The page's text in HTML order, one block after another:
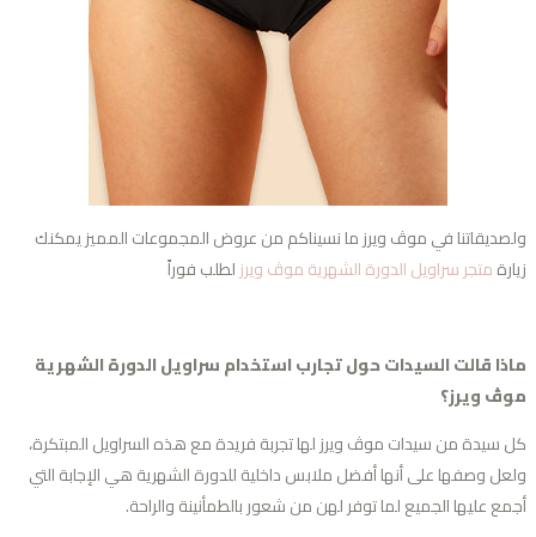
في موڤ ويرز ما نسيناكم من عروض المجموعات المميز يمكنك
متجر سراويل الدورة الشهرية موڤ ويرزلطلب فوراً
قالت السيدات حول تجارب استخدام سراويل الدورة الشهرية
ويرز؟
سيدة من سيدات موڤ ويرز لها تجربة فريدة مع هذه السراويل المبتكرة،
وصفها على أنها أفضل ملابس داخلية للدورة الشهرية هي الإجابة التي
عليها الجميع لما توفر لهن من شعور بالطمأنينة والراحة.